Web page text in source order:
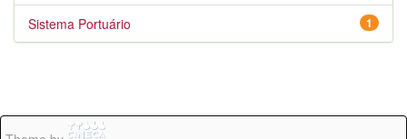
1
Sistema Portuário